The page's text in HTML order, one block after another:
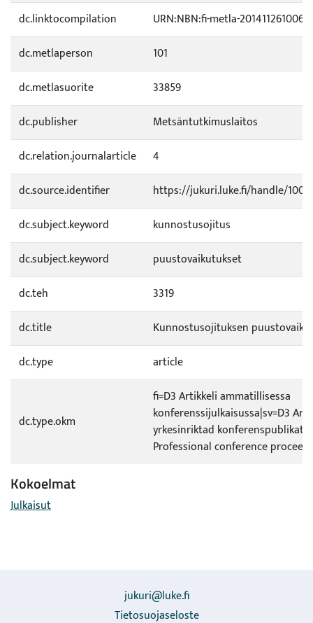
dc.linktocompilation
URN:NBN:fi-metla-2014112610063
dc.metlaperson
101
dc.metlasuorite
33859
dc.publisher
Metsäntutkimuslaitos
dc.relation.journalarticle
4
dc.source.identifier
https://jukuri.luke.fi/handle/
dc.subject.keyword
kunnostusojitus
dc.subject.keyword
puustovaikutukset
dc.teh
3319
dc.title
Kunnostusojituksen
dc.type
article
dc.type.okm
fi=D3 Artikkeli ammatillisessa
konferenssijulkaisussa|sv=D3
yrkesinriktad
Professional conference
Kokoelmat
Julkaisut
jukuri@luke.fi
Tietosuojaseloste